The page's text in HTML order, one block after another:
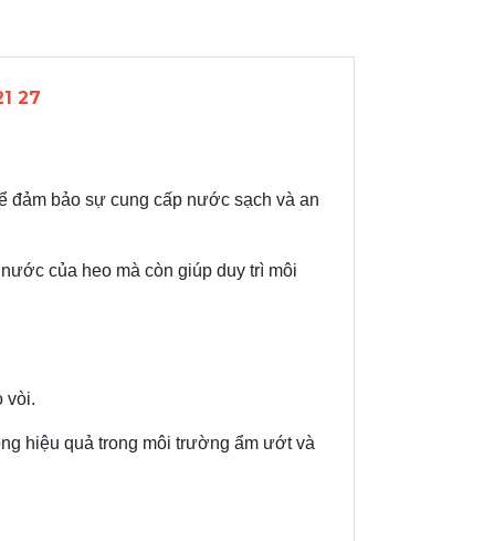
27
đảm bảo sự cung cấp nước sạch và an
của heo mà còn giúp duy trì môi
vòi.
hiệu quả trong môi trường ẩm ướt và